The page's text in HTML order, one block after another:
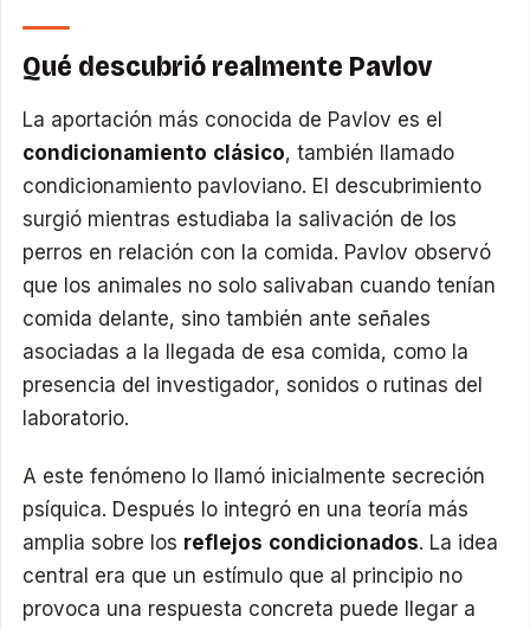
Qué descubrió realmente Pavlov
La aportación más conocida de Pavlov es el
condicionamiento clásico, también llamado
condicionamiento pavloviano. El descubrimiento
surgió mientras estudiaba la salivación de los
perros en relación con la comida. Pavlov observó
que los animales no solo salivaban cuando tenían
comida delante, sino también ante señales
asociadas a la llegada de esa comida, como la
presencia del investigador, sonidos o rutinas del
laboratorio.
A este fenómeno lo llamó inicialmente secreción
psíquica. Después lo integró en una teoría más
amplia sobre los reflejos condicionados. La idea
central era que un estímulo que al principio no
provoca una respuesta concreta puede llegar a